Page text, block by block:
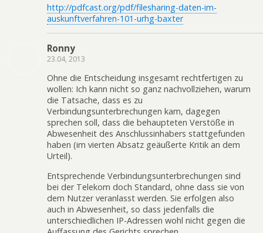
http://pdfcast.org/pdf/filesharing-daten-im-
auskunftverfahren-101-urhg-baxter
Ronny
23.04, 2013
Ohne die Entscheidung insgesamt rechtfertigen zu
wollen: Ich kann nicht so ganz nachvollziehen, warum
die Tatsache, dass es zu
Verbindungsunterbrechungen kam, dagegen
sprechen soll, dass die behaupteten Verstöße in
Abwesenheit des Anschlussinhabers stattgefunden
haben (im vierten Absatz geäußerte Kritik an dem
Urteil).
Entsprechende Verbindungsunterbrechungen sind
bei der Telekom doch Standard, ohne dass sie von
dem Nutzer veranlasst werden. Sie erfolgen also
auch in Abwesenheit, so dass jedenfalls die
unterschiedlichen IP-Adressen wohl nicht gegen die